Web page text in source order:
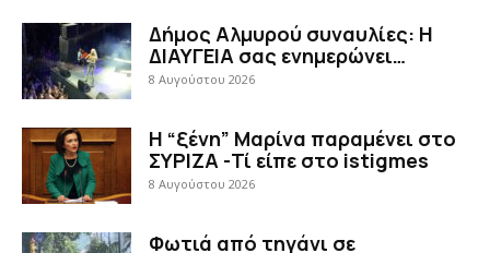
Δήμος Αλμυρού συναυλίες: Η
ΔΙΑΥΓΕΙΑ σας ενημερώνει…
8 Αυγούστου 2026
Η “ξένη” Μαρίνα παραμένει στο
ΣΥΡΙΖΑ -Τί είπε στο istigmes
8 Αυγούστου 2026
Φωτιά από τηγάνι σε